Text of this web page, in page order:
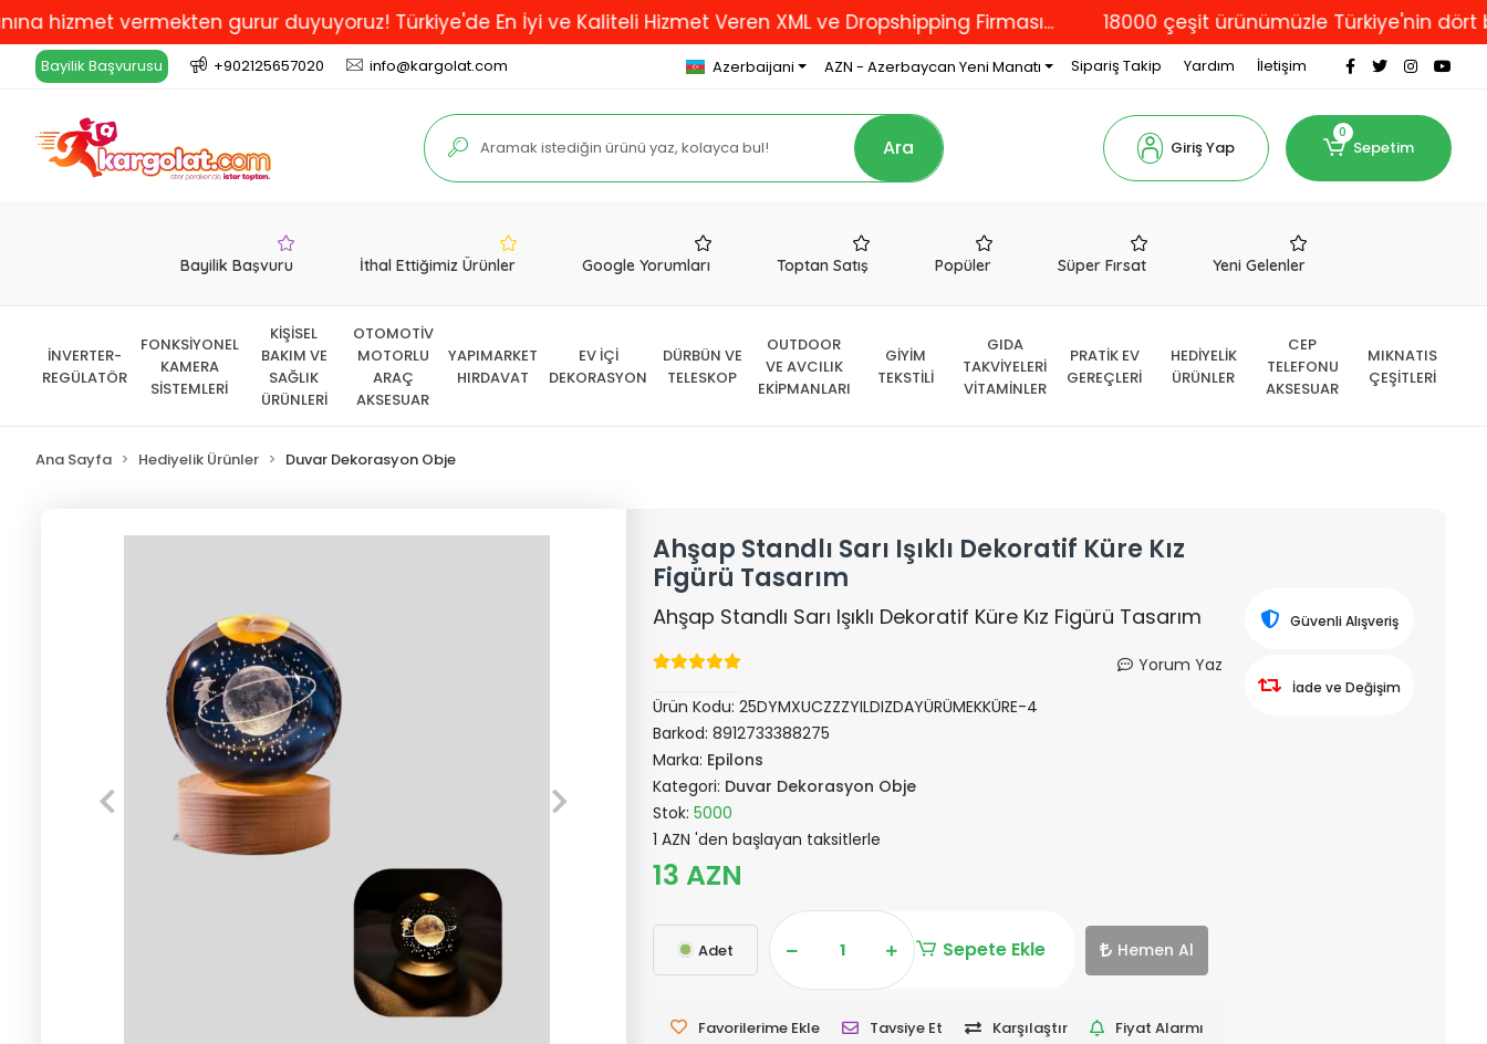
vermekten gurur duyuyoruz! Türkiye'de En İyi ve Kaliteli Hizmet Veren XML ve Dropshipping Firması... 18000 çeşit ürünümüzle Türkiye'nin dört bir
Bayilik Başvurusu +902125657020 info@kargolat.com Azerbaijani AZN - Azerbaycan Yeni Manatı Sipariş Takip Yardım İletişim
Ara Giriş Yap
0
Sepetim
Bayilik Başvuru İthal Ettiğimiz Ürünler Google Yorumları Toptan Satış Popüler Süper Fırsat Yeni Gelenler
İNVERTER-
REGÜLATÖR
FONKSİYONEL
KAMERA
SİSTEMLERİ
KİŞİSEL
BAKIM VE
SAĞLIK
ÜRÜNLERİ
OTOMOTİV
MOTORLU
ARAÇ
AKSESUAR
YAPIMARKET
HIRDAVAT
EV İÇİ
DEKORASYON
DÜRBÜN VE
TELESKOP
OUTDOOR
VE AVCILIK
EKİPMANLARI
GİYİM
TEKSTİLİ
GIDA
TAKVİYELERİ
VİTAMİNLER
PRATİK EV
GEREÇLERİ
HEDİYELİK
ÜRÜNLER
CEP
TELEFONU
AKSESUAR
MIKNATIS
ÇEŞİTLERİ
Ana Sayfa Hediyelik Ürünler Duvar Dekorasyon Obje
Ahşap Standlı Sarı Işıklı Dekoratif Küre Kız
Figürü Tasarım
Ahşap Standlı Sarı Işıklı Dekoratif Küre Kız Figürü Tasarım
Yorum Yaz
Ürün Kodu:25DYMXUCZZZYILDIZDAYÜRÜMEKKÜRE-4
Barkod:8912733388275
Marka: Epilons
Kategori: Duvar Dekorasyon Obje
Stok:5000
1 AZN 'den başlayan taksitlerle
13 AZN
Adet Sepete Ekle Hemen Al
Favorilerime Ekle Tavsiye Et Karşılaştır Fiyat Alarmı
Güvenli Alışveriş
İade ve Değişim